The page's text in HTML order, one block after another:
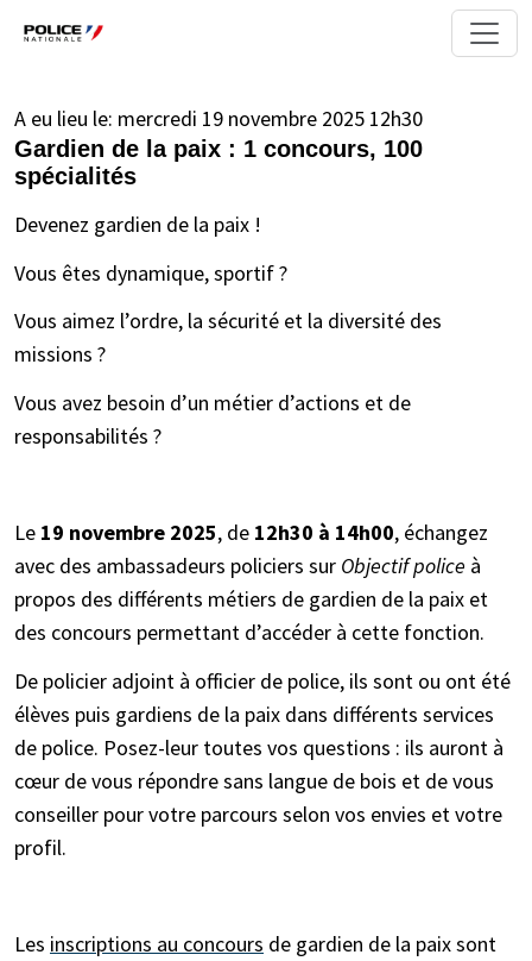
A eu lieu le: mercredi 19 novembre 2025 12h30
Gardien de la paix : 1 concours, 100
spécialités
Devenez gardien de la paix !
Vous êtes dynamique, sportif ?
Vous aimez l’ordre, la sécurité et la diversité des
missions ?
Vous avez besoin d’un métier d’actions et de
responsabilités ?
Le 19 novembre 2025, de 12h30 à 14h00, échangez
avec des ambassadeurs policiers sur Objectif police à
propos des différents métiers de gardien de la paix et
des concours permettant d’accéder à cette fonction.
De policier adjoint à officier de police, ils sont ou ont été
élèves puis gardiens de la paix dans différents services
de police. Posez-leur toutes vos questions : ils auront à
cœur de vous répondre sans langue de bois et de vous
conseiller pour votre parcours selon vos envies et votre
profil.
Les inscriptions au concours de gardien de la paix sont